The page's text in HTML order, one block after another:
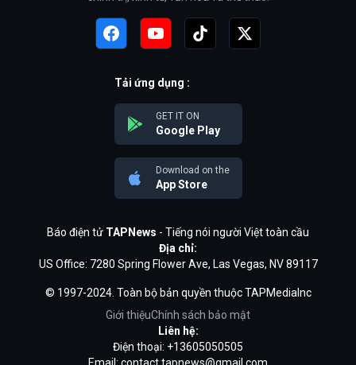
Tải ứng dụng :
GET IT ON
Google Play
Download on the
App Store
Báo điện tử TAPNews - Tiếng nói người Việt toàn cầu
Địa chỉ:
US Office: 7280 Spring Flower Ave, Las Vegas, NV 89117
© 1997-2024. Toàn bộ bản quyền thuộc TAPMediaInc
Giới thiệuChính sách bảo mật
Liên hệ:
Điện thoại: +13605050505
Email: contact.tapnews@gmail.com